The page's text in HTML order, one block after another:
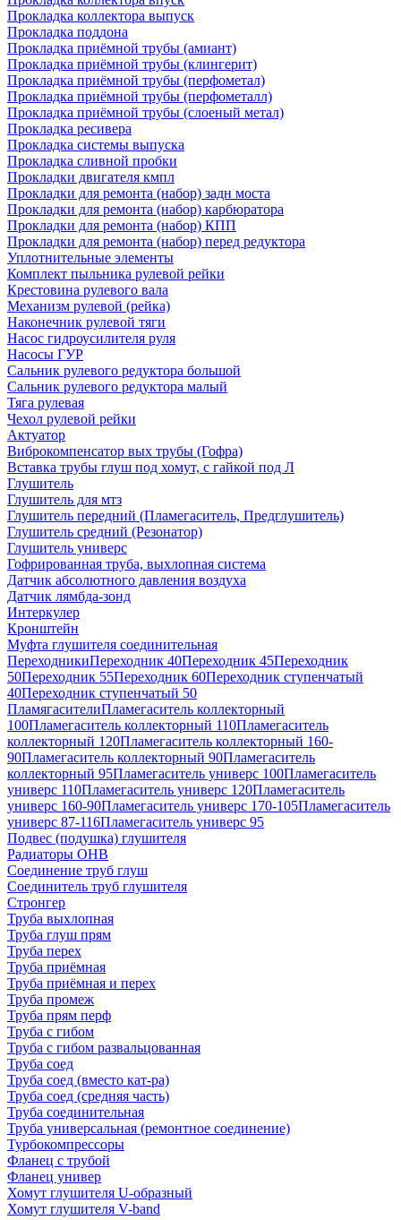
Прокладка коллектора выпуск
Прокладка поддона
Прокладка приёмной трубы (амиант)
Прокладка приёмной трубы (клингерит)
Прокладка приёмной трубы (перфометал)
Прокладка приёмной трубы (перфометалл)
Прокладка приёмной трубы (слоеный метал)
Прокладка ресивера
Прокладка системы выпуска
Прокладка сливной пробки
Прокладки двигателя кмпл
Прокладки для ремонта (набор) задн моста
Прокладки для ремонта (набор) карбюратора
Прокладки для ремонта (набор) КПП
Прокладки для ремонта (набор) перед редуктора
Уплотнительные элементы
Комплект пыльника рулевой рейки
Крестовина рулевого вала
Механизм рулевой (рейка)
Наконечник рулевой тяги
Насос гидроусилителя руля
Насосы ГУР
Сальник рулевого редуктора большой
Сальник рулевого редуктора малый
Тяга рулевая
Чехол рулевой рейки
Актуатор
Виброкомпенсатор вых трубы (Гофра)
Вставка трубы глуш под хомут, с гайкой под Л
Глушитель
Глушитель для мтз
Глушитель передний (Пламегаситель, Предглушитель)
Глушитель средний (Резонатор)
Глушитель универс
Гофрированная труба, выхлопная система
Датчик абсолютного давления воздуха
Датчик лямбда-зонд
Интеркулер
Кронштейн
Муфта глушителя соединительная
ПереходникиПереходник 40Переходник 45Переходник
50Переходник 55Переходник 60Переходник ступенчатый
40Переходник ступенчатый 50
ПламягасителиПламегаситель коллекторный
100Пламегаситель коллекторный 110Пламегаситель
коллекторный 120Пламегаситель коллекторный 160-
90Пламегаситель коллекторный 90Пламегаситель
коллекторный 95Пламегаситель универс 100Пламегаситель
универс 110Пламегаситель универс 120Пламегаситель
универс 160-90Пламегаситель универс 170-105Пламегаситель
универс 87-116Пламегаситель универс 95
Подвес (подушка) глушителя
Радиаторы ОНВ
Соединение труб глуш
Соединитель труб глушителя
Стронгер
Труба выхлопная
Труба глуш прям
Труба перех
Труба приёмная
Труба приёмная и перех
Труба промеж
Труба прям перф
Труба с гибом
Труба с гибом развальцованная
Труба соед
Труба соед (вместо кат-ра)
Труба соед (средняя часть)
Труба соединительная
Труба универсальная (ремонтное соединение)
Турбокомпрессоры
Фланец с трубой
Фланец универ
Хомут глушителя U-образный
Хомут глушителя V-band